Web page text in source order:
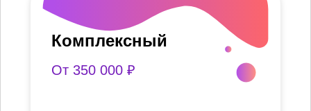
Комплексный
От 350 000 ₽